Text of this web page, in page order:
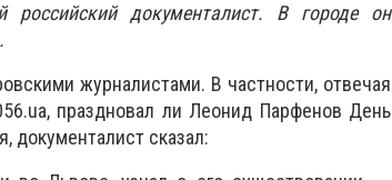
документалист. В городе он
журналистами. В частности, отвечая
праздновал ли Леонид Парфенов День
документалист сказал: